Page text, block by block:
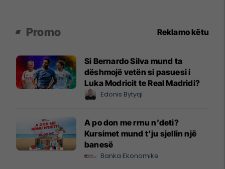
Promo Reklamo këtu
Si Bernardo Silva mund ta
dëshmojë vetën si pasuesi i
Luka Modricit te Real Madridi?
Edonis Bytyqi
A po don me rrnu n’deti?
Kursimet mund t’ju sjellin një
banesë
Banka Ekonomike